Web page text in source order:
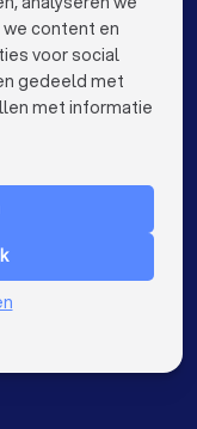
in Bredakeyboard_arrow_down
content en
voor social
gedeeld met
met informatie